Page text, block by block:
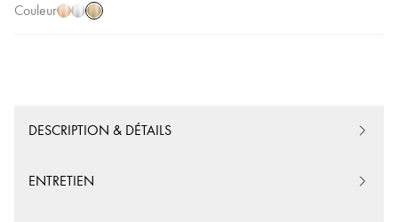
Couleur
DESCRIPTION & DÉTAILS
ENTRETIEN